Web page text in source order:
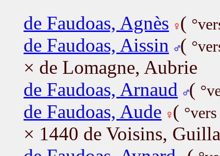
de Faudoas, Agnès (
de Faudoas, Aissin (
× de Lomagne, Aubrie
de Faudoas, Arnaud
(
de Faudoas, Aude (
× 1440 de Voisins,